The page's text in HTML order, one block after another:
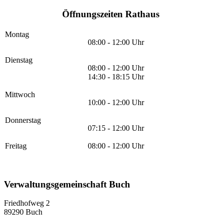
Öffnungszeiten Rathaus
Montag
08:00 - 12:00 Uhr
Dienstag
08:00 - 12:00 Uhr
14:30 - 18:15 Uhr
Mittwoch
10:00 - 12:00 Uhr
Donnerstag
07:15 - 12:00 Uhr
Freitag 08:00 - 12:00 Uhr
Verwaltungsgemeinschaft Buch
Friedhofweg 2
89290 Buch